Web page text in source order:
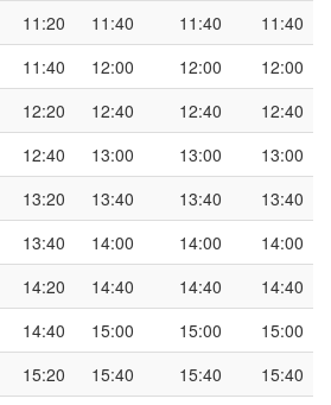
11:20 11:40 11:40
11:40
11:40 12:00 12:00
12:00
12:20 12:40 12:40
12:40
12:40 13:00 13:00
13:00
13:20 13:40 13:40
13:40
13:40 14:00 14:00
14:00
14:20 14:40 14:40
14:40
14:40 15:00 15:00
15:00
15:20 15:40 15:40
15:40